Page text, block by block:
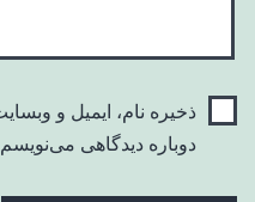
ذخیره نام، ایمیل و
دوباره دیدگاهی